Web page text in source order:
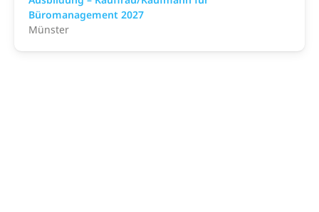
Büromanagement 2027
Münster